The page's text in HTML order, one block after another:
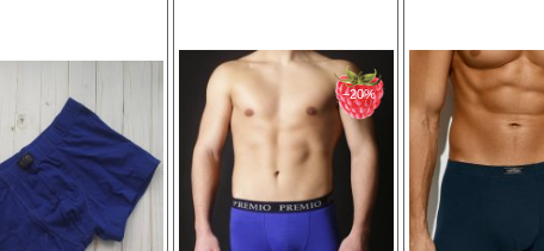
для ежедневного ношения, так и для
занятий спортом. Рекомендуется
бережная стирка при температуре не
выше 30 градусов.
Лайкра 5%
Хлопок 95%
идеальное облегание фигуры.
для ежедневного ношения,
спортом.
Хлопок 28%
Бамбук 68%
Эластан 4%
−20%